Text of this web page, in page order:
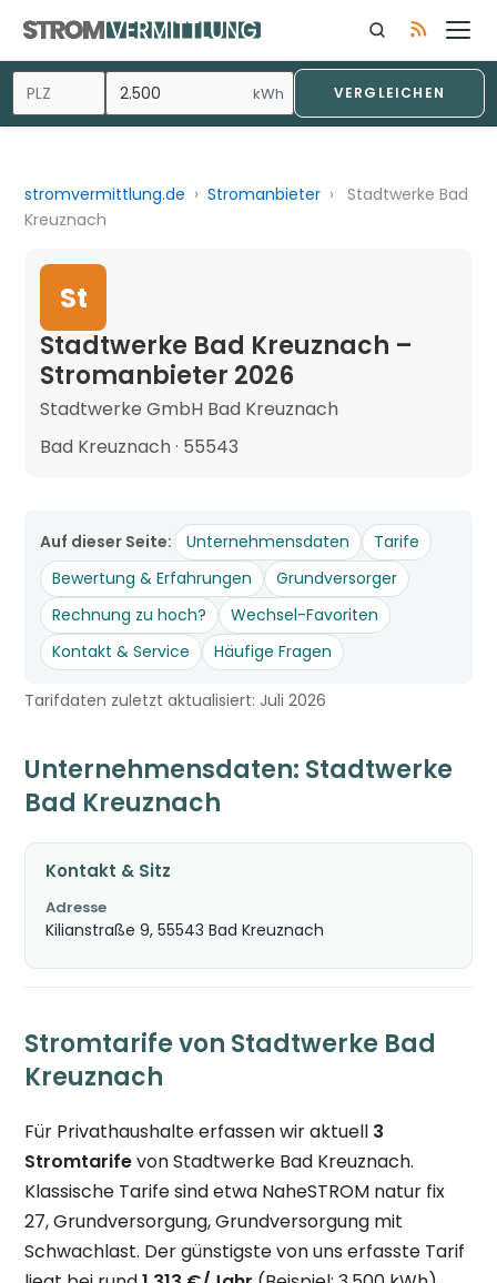
kWh VERGLEICHEN
stromvermittlung.de › Stromanbieter ›
Stadtwerke Bad
Kreuznach
St
Stadtwerke Bad Kreuznach –
Stromanbieter 2026
Stadtwerke GmbH Bad Kreuznach
Bad Kreuznach · 55543
Auf dieser Seite: Unternehmensdaten
Tarife
Bewertung & Erfahrungen
Grundversorger
Rechnung zu hoch?
Wechsel-Favoriten
Kontakt & Service
Häufige Fragen
Tarifdaten zuletzt aktualisiert: Juli 2026
Unternehmensdaten: Stadtwerke
Bad Kreuznach
Kontakt & Sitz
Adresse
Kilianstraße 9, 55543 Bad Kreuznach
Stromtarife von Stadtwerke Bad
Kreuznach
Für Privathaushalte erfassen wir aktuell 3
Stromtarifevon Stadtwerke Bad Kreuznach.
Klassische Tarife sind etwa NaheSTROM natur fix
27, Grundversorgung, Grundversorgung mit
Schwachlast. Der günstigste von uns erfasste Tarif